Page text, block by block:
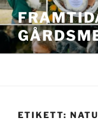
Hoppa
till
innehåll
ETIKETT: